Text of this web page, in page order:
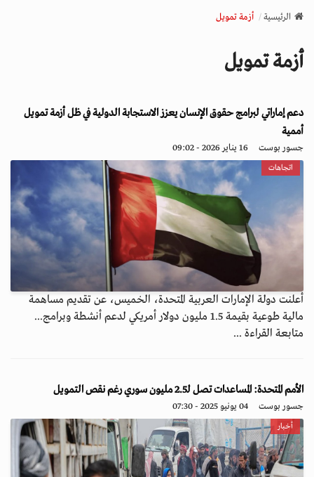
v
a
o
n
الرئيسية أزمة تمويل
أزمة تمويل
دعم إماراتي لبرامج حقوق الإنسان يعزز الاستجابة الدولية في ظل أزمة تمويل
أممية
جسور بوست 16 يناير 2026 - 09:02
اتجاهات
أعلنت دولة الإمارات العربية المتحدة، الخميس، عن تقديم مساهمة
مالية طوعية بقيمة 1.5 مليون دولار أمريكي لدعم أنشطة وبرامج...
متابعة القراءة ...
الأمم المتحدة: المساعدات تصل لـ2.5 مليون سوري رغم نقص التمويل
جسور بوست 04 يونيو 2025 - 07:30
أخبار